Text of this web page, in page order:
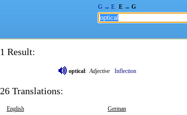
G → E E → G
1 Result:
optical: Adjective Inflection
26 Translations:
English
German